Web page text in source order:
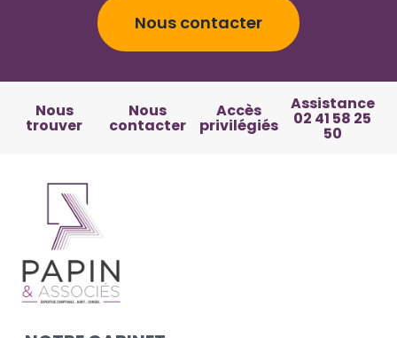
Nous contacter
Nous
trouver
Nous
contacter
Accès
privilégiés
Assistance
02 41 58 25
50